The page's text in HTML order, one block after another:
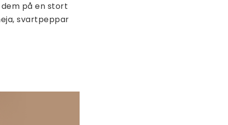
på en stort
svartpeppar